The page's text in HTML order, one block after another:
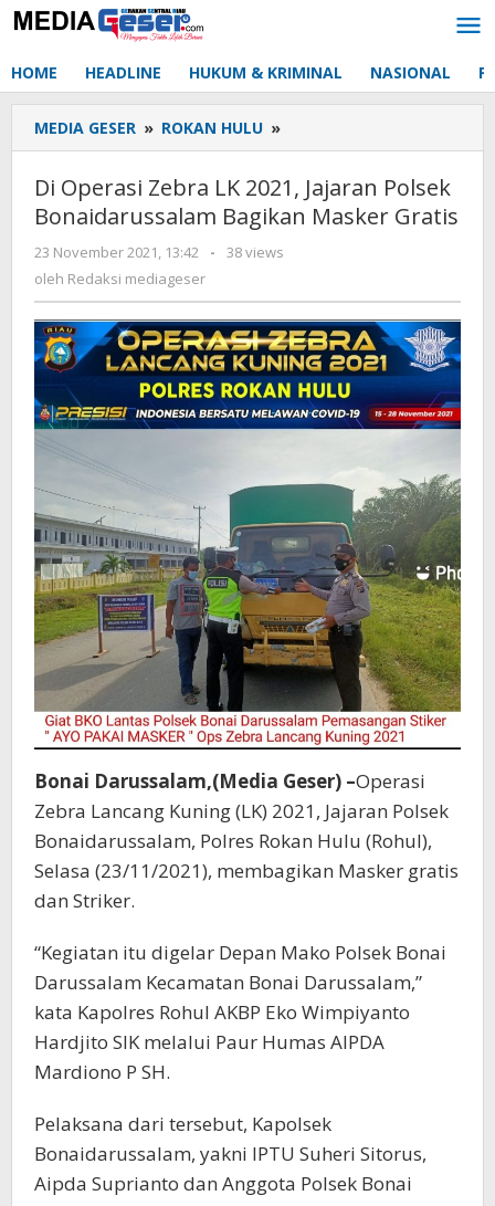
Lewati
ke
HOME HEADLINE HUKUM & KRIMINAL NASIONAL
MEDIA GESER » ROKAN HULU »
Operasi
LK
2021,
Masker
Gratis
Di Operasi Zebra LK 2021, Jajaran Polsek
Bonaidarussalam Bagikan Masker Gratis
23 November 2021, 13:42
oleh
-
38 views
oleh Redaksi mediageser
Bonai Darussalam,(Media Geser) –Operasi
Zebra Lancang Kuning (LK) 2021, Jajaran Polsek
Bonaidarussalam, Polres Rokan Hulu (Rohul),
Selasa (23/11/2021), membagikan Masker gratis
dan Striker.
“Kegiatan itu digelar Depan Mako Polsek Bonai
Darussalam Kecamatan Bonai Darussalam,”
kata Kapolres Rohul AKBP Eko Wimpiyanto
Hardjito SIK melalui Paur Humas AIPDA
Mardiono P SH.
Pelaksana dari tersebut, Kapolsek
Bonaidarussalam, yakni IPTU Suheri Sitorus,
Aipda Suprianto dan Anggota Polsek Bonai